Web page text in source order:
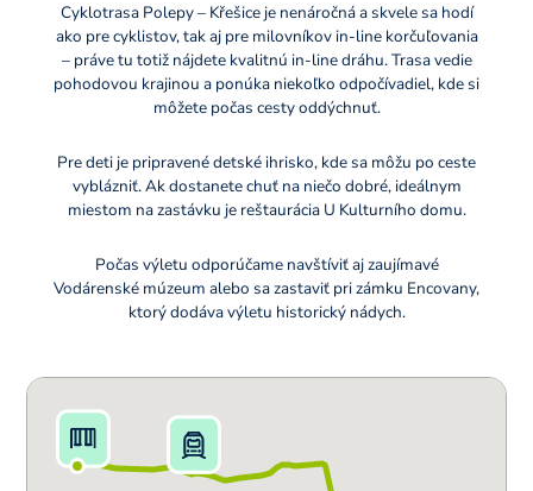
Cyklotrasa Polepy – Křešice je nenáročná a skvele sa hodí
ako pre cyklistov, tak aj pre milovníkov in-line korčuľovania
– práve tu totiž nájdete kvalitnú in-line dráhu. Trasa vedie
pohodovou krajinou a ponúka niekoľko odpočívadiel, kde si
môžete počas cesty oddýchnuť.
Pre deti je pripravené detské ihrisko, kde sa môžu po ceste
vyblázniť. Ak dostanete chuť na niečo dobré, ideálnym
miestom na zastávku je reštaurácia U Kulturního domu.
Počas výletu odporúčame navštíviť aj zaujímavé
Vodárenské múzeum alebo sa zastaviť pri zámku Encovany,
ktorý dodáva výletu historický nádych.